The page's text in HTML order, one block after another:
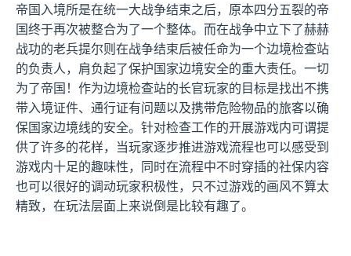
帝国入境所是在统一大战争结束之后，原本四分五裂的帝
国终于再次被整合为了一个整体。而在战争中立下了赫赫
战功的老兵提尔则在战争结束后被任命为一个边境检查站
的负责人，肩负起了保护国家边境安全的重大责任。一切
为了帝国！作为边境检查站的长官玩家的目标是找出不携
带入境证件、通行证有问题以及携带危险物品的旅客以确
保国家边境线的安全。针对检查工作的开展游戏内可谓提
供了许多的花样，当玩家逐步推进游戏流程也可以感受到
游戏内十足的趣味性，同时在流程中不时穿插的社保内容
也可以很好的调动玩家积极性，只不过游戏的画风不算太
精致，在玩法层面上来说倒是比较有趣了。